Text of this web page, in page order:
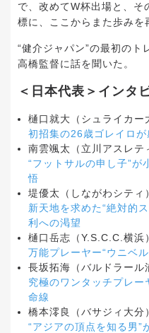
で、改めてW杯出場と、そ
標に、ここからまた歩みを
“健介ジャパン”の最初のト
高橋監督に話を聞いた。
＜日本代表＞インタ
樋口就大（シュライカー
初招集の26歳ゴレイロ
南雲颯太（立川アスレテ
“フットサルの申し子”が
悟
堤優太（しながわシティ）
新天地を求めた“絶対的
利への渇望
樋口岳志（Y.S.C.C.横浜）
万能プレーヤー“ウニベ
長坂拓海（バルドラール
究極のワンタッチプレー
命線
橋本澪良（バサジィ大分）
“アジアの頂点を知る男”